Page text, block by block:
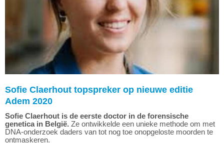
Sofie Claerhout topspreker op nieuwe editie
Adem 2020
Sofie Claerhout is de eerste doctor in de forensische
genetica in België. Ze ontwikkelde een unieke methode om met
DNA-onderzoek daders van tot nog toe onopgeloste moorden te
ontmaskeren.